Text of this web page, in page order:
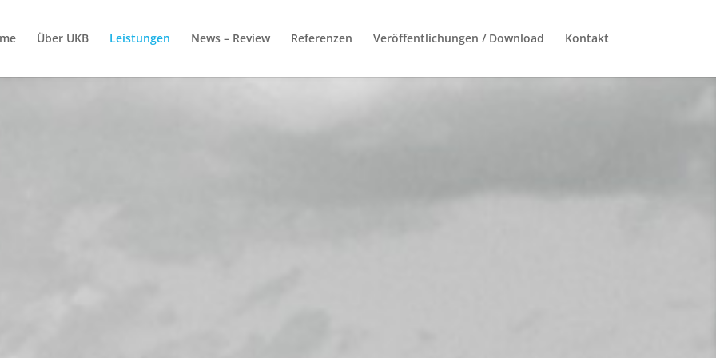
Über UKB Leistungen News – Review Referenzen Veröffentlichungen / Download Kontakt